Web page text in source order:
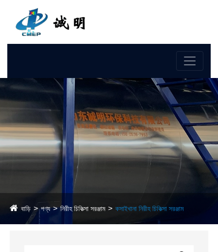
বাড়ি পণ্য নিরীহ চিকিত্সা সরঞ্জাম কসাইখানা নিরীহ চিকিত্সা সরঞ্জাম